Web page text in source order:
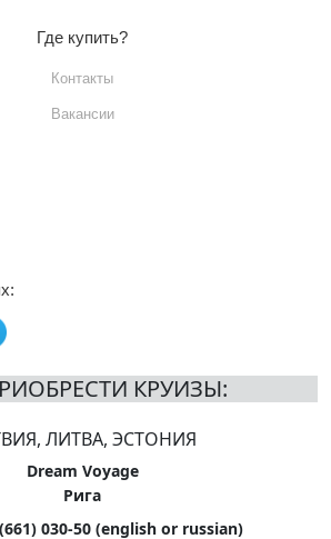
Где купить?
Контакты
Вакансии
КРУИЗЫ:
ЛИТВА, ЭСТОНИЯ
Dream Voyage
Рига
030-50 (english or russian)